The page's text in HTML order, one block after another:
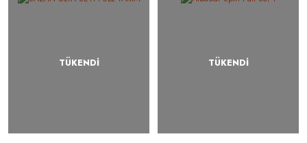
TÜKENDİ TÜKENDİ